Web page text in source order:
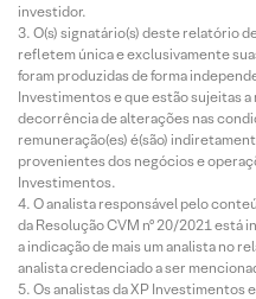
investidor.
O(s) signatário(s) deste relatório
refletem única e exclusivamente
foram produzidas de forma
Investimentos e que estão sujeitas
decorrência de alterações nas
remuneração(es) é(são)
provenientes dos negócios e
Investimentos.
O analista responsável pelo
da Resolução CVM nº 20/2021 está
a indicação de mais um analista no
analista credenciado a ser
Os analistas da XP Investimentos